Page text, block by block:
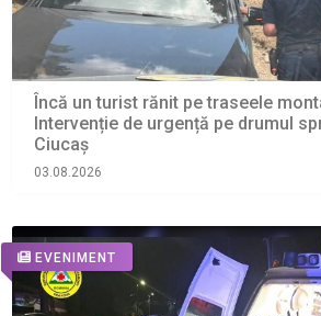
Încă un turist rănit pe traseele
Intervenție de urgență pe drumul
Ciucaș
03.08.2026
EVENIMENT